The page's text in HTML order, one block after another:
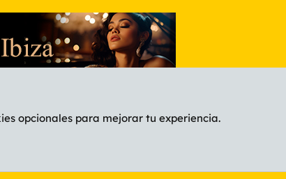
opcionales para mejorar tu experiencia.